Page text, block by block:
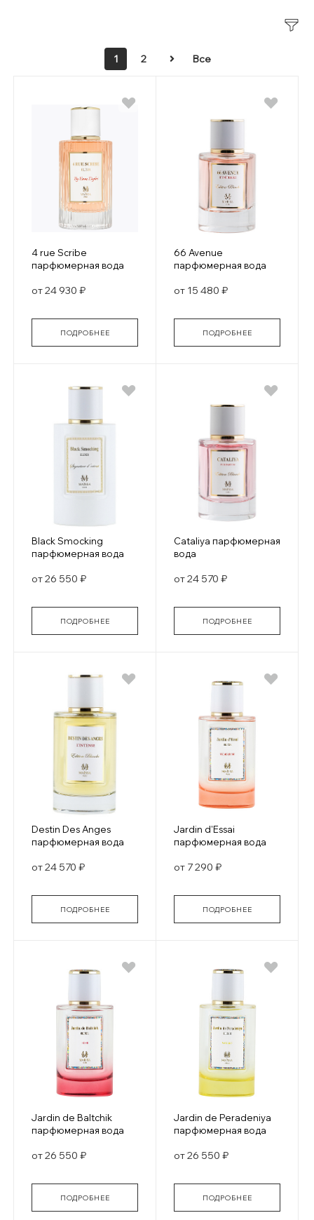
1 2 Все
4 rue Scribe
парфюмерная вода
от 24 930 ₽
ПОДРОБНЕЕ
66 Avenue
парфюмерная вода
от 15 480 ₽
ПОДРОБНЕЕ
Black Smocking
парфюмерная вода
от 26 550 ₽
ПОДРОБНЕЕ
Cataliya парфюмерная
вода
от 24 570 ₽
ПОДРОБНЕЕ
Destin Des Anges
парфюмерная вода
от 24 570 ₽
ПОДРОБНЕЕ
Jardin d'Essai
парфюмерная вода
от 7 290 ₽
ПОДРОБНЕЕ
Jardin de Baltchik
парфюмерная вода
от 26 550 ₽
ПОДРОБНЕЕ
Jardin de Peradeniya
парфюмерная вода
от 26 550 ₽
ПОДРОБНЕЕ